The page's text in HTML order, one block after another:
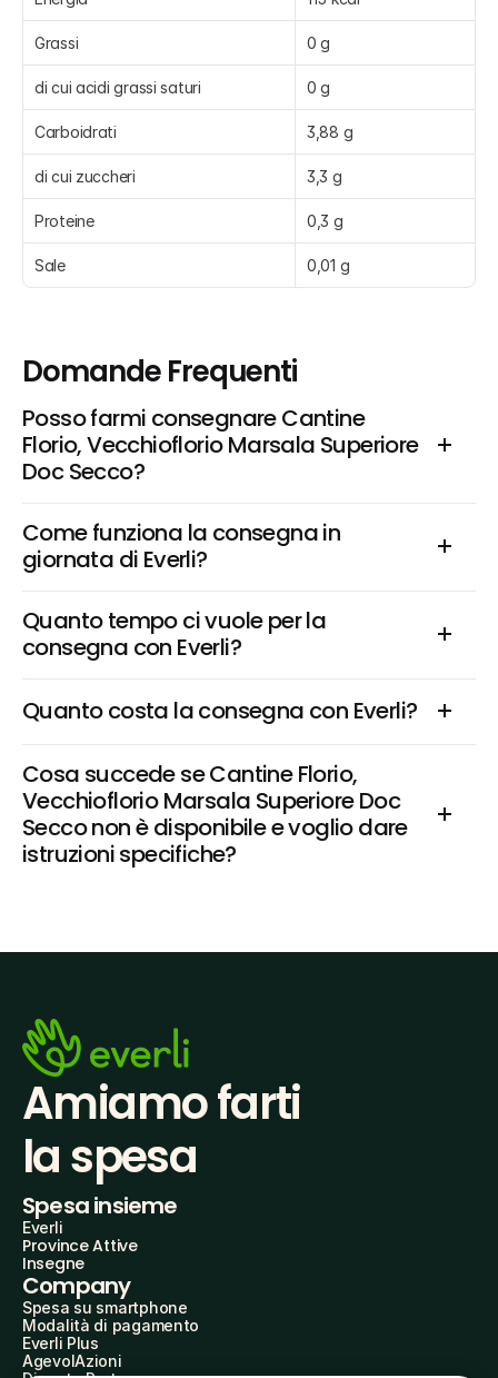
Grassi 0 g
di cui acidi grassi saturi 0 g
Carboidrati 3,88 g
di cui zuccheri 3,3 g
Proteine 0,3 g
Sale 0,01 g
Domande Frequenti
Posso farmi consegnare Cantine
Florio, Vecchioflorio Marsala Superiore
Doc Secco?
Come funziona la consegna in
giornata di Everli?
Quanto tempo ci vuole per la
consegna con Everli?
Quanto costa la consegna con Everli?
Cosa succede se Cantine Florio,
Vecchioflorio Marsala Superiore Doc
Secco non è disponibile e voglio dare
istruzioni specifiche?
Amiamo farti
la spesa
Spesa insieme
Everli
Province Attive
Insegne
Company
Spesa su smartphone
Modalità di pagamento
Everli Plus
AgevolAzioni